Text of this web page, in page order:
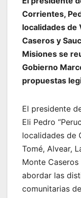
Corrientes,
localidades de
Caseros y
Misiones se
Gobierno
propuestas
El presidente
Eli Pedro
localidades de
Tomé, Alvear,
Monte
abordar las
comunitarias